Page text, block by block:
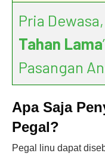
Pria
Tahan Lama
Pasangan
Apa Saja
Pegal?
Pegal linu dapat